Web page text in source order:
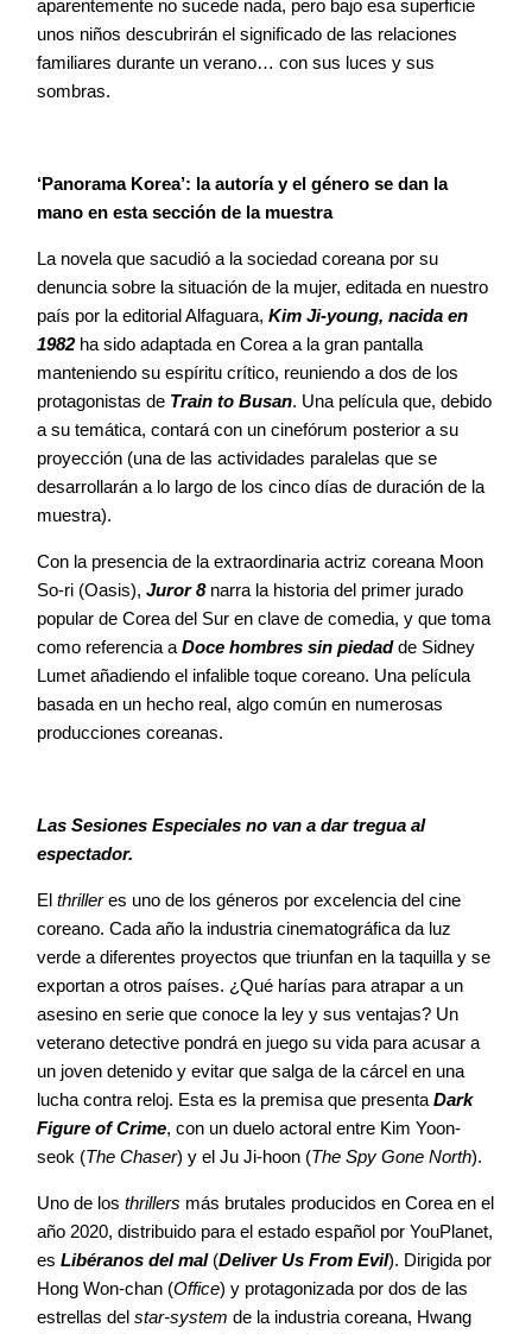
aparentemente no sucede nada, pero bajo esa superficie
unos niños descubrirán el significado de las relaciones
familiares durante un verano… con sus luces y sus
sombras.
‘Panorama Korea’: la autoría y el género se dan la
mano en esta sección de la muestra
La novela que sacudió a la sociedad coreana por su
denuncia sobre la situación de la mujer, editada en nuestro
país por la editorial Alfaguara, Kim Ji-young, nacida en
1982 ha sido adaptada en Corea a la gran pantalla
manteniendo su espíritu crítico, reuniendo a dos de los
protagonistas de Train to Busan. Una película que, debido
a su temática, contará con un cinefórum posterior a su
proyección (una de las actividades paralelas que se
desarrollarán a lo largo de los cinco días de duración de la
muestra).
Con la presencia de la extraordinaria actriz coreana Moon
So-ri (Oasis), Juror 8 narra la historia del primer jurado
popular de Corea del Sur en clave de comedia, y que toma
como referencia a Doce hombres sin piedadde Sidney
Lumet añadiendo el infalible toque coreano. Una película
basada en un hecho real, algo común en numerosas
producciones coreanas.
Las Sesiones Especiales no van a dar tregua al
espectador.
El thrilleres uno de los géneros por excelencia del cine
coreano. Cada año la industria cinematográfica da luz
verde a diferentes proyectos que triunfan en la taquilla y se
exportan a otros países. ¿Qué harías para atrapar a un
asesino en serie que conoce la ley y sus ventajas? Un
veterano detective pondrá en juego su vida para acusar a
un joven detenido y evitar que salga de la cárcel en una
lucha contra reloj. Esta es la premisa que presenta Dark
Figure of Crime, con un duelo actoral entre Kim Yoon-
seok (The Chaser) y el Ju Ji-hoon (The Spy Gone North).
Uno de los thrillers más brutales producidos en Corea en el
año 2020, distribuido para el estado español por YouPlanet,
es Libéranos del mal(Deliver Us From Evil). Dirigida por
Hong Won-chan (Office) y protagonizada por dos de las
estrellas del star-system de la industria coreana, Hwang